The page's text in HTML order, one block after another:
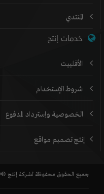
المنتدي
خدمات إنتج
الأفلييت
شروط الإستخدام
الخصوصية وإسترداد المدفوع
إنتج تصميم مواقع
جميع الحقوق محفوظة لشركة إنتج ©2017